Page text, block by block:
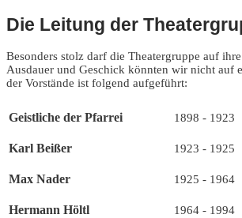
Die Leitung der
Besonders stolz darf die Theatergruppe auf
Ausdauer und Geschick könnten wir nicht
der Vorstände ist folgend aufgeführt:
Geistliche der Pfarrei 1898 - 1923
Karl Beißer 1923 - 1925
Max Nader 1925 - 1964
Hermann Höltl 1964 - 1994